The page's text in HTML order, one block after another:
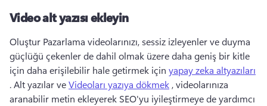
Video alt yazısı ekleyin
Oluştur Pazarlama videolarınızı, sessiz izleyenler ve duyma
güçlüğü çekenler de dahil olmak üzere daha geniş bir kitle
için daha erişilebilir hale getirmek için yapay zeka altyazıları
. Alt yazılar ve Videoları yazıya dökmek , videolarınıza
aranabilir metin ekleyerek SEO'yu iyileştirmeye de yardımcı